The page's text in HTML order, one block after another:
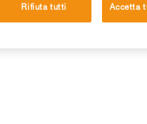
Rifiuta tutti Accetta